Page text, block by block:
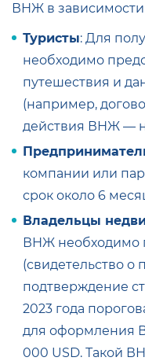
ВНЖ в зависимости
Туристы: Для
необходимо
путешествия и
(например,
действия ВНЖ —
компании или
срок около 6
Владельцы
ВНЖ необходимо
(свидетельство о
подтверждение
2023 года
для оформления
000 USD. Такой